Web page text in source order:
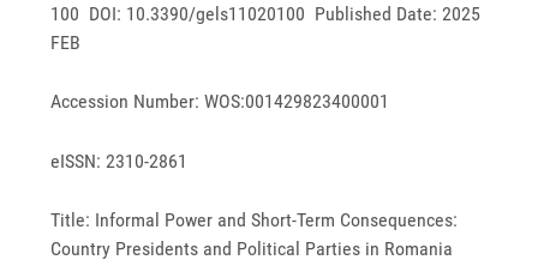
100 DOI: 10.3390/gels11020100 Published Date: 2025
FEB
Accession Number: WOS:001429823400001
eISSN: 2310-2861
Title: Informal Power and Short-Term Consequences:
Country Presidents and Political Parties in Romania